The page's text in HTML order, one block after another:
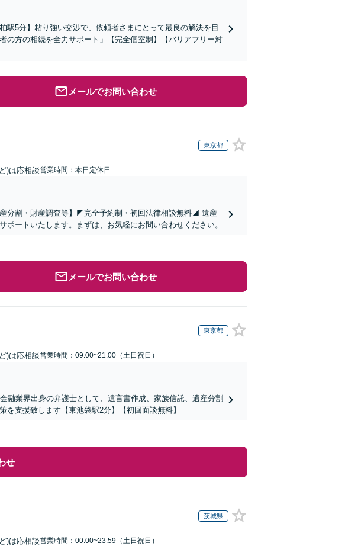
駅5分】粘り強い交渉で、依頼者さまにとって最良の解決を目
の方の相続を全力サポート」【完全個室制】【バリアフリー対
メールでお問い合わせ
東京都
)は応相談営業時間：本日定休日
分割・財産調査等】◤完全予約制・初回法律相談無料◢ 遺産
ートいたします。まずは、お気軽にお問い合わせください。
メールでお問い合わせ
東京都
)は応相談営業時間：09:00~21:00（土日祝日）
融業界出身の弁護士として、遺言書作成、家族信託、遺産分割
支援致します【東池袋駅2分】【初回面談無料】
せ
茨城県
)は応相談営業時間：00:00~23:59（土日祝日）